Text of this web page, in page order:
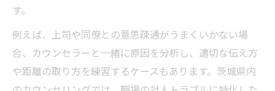
茨城県のカウンセリングで対人関係を見直
す方法
カウンセリング活用で家庭と仕事のストレ
ス緩和
す。
例えば、上司や同僚との意思疎通がうまくいかない場
合、カウンセラーと一緒に原因を分析し、適切な伝え方
や距離の取り方を練習するケースもあります。茨城県内